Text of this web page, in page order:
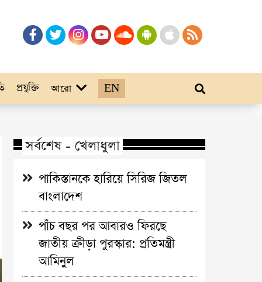
প্রযুক্তি আরো EN
সর্বশেষ - খেলাধুলা
পাকিস্তানকে হারিয়ে সিরিজ জিতল
বাংলাদেশ
পাঁচ বছর পর আবারও ফিরছে
জাতীয় ক্রীড়া পুরস্কার: প্রতিমন্ত্রী
আমিনুল